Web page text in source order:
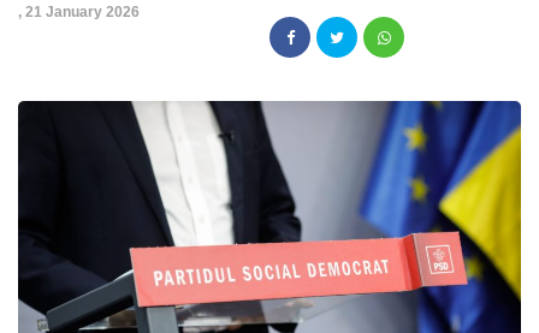
, 21 January 2026